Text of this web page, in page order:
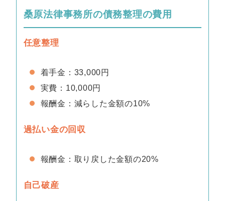
桑原法律事務所の債務整理の費用
任意整理
着手金：33,000円
実費：10,000円
報酬金：減らした金額の10%
過払い金の回収
報酬金：取り戻した金額の20%
自己破産